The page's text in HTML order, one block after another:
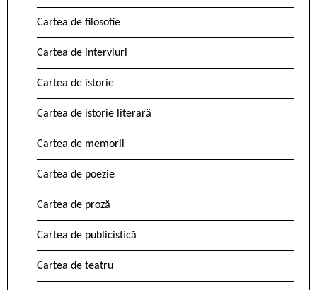
Cartea de filosofie
Cartea de interviuri
Cartea de istorie
Cartea de istorie literară
Cartea de memorii
Cartea de poezie
Cartea de proză
Cartea de publicistică
Cartea de teatru